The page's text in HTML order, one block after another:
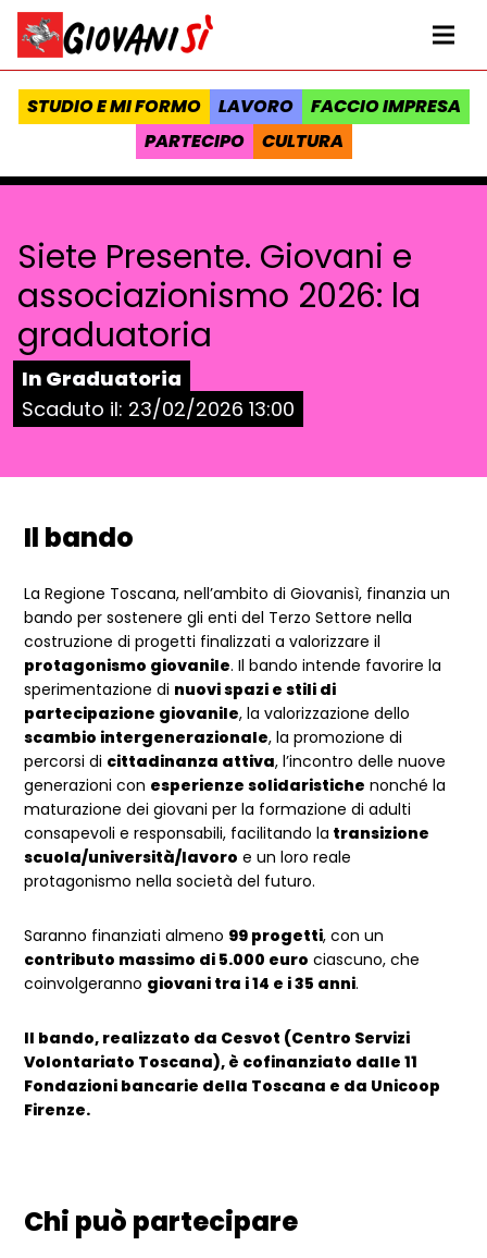
Vai al contenuto
Homepage Giovanisì - Progetto della Regione Toscana
STUDIO E MI FORMO LAVORO
FACCIO IMPRESA
PARTECIPO
CULTURA
Siete Presente. Giovani e
associazionismo 2026: la
graduatoria
Stato:
In Graduatoria
Scaduto il: 23/02/2026 13:00
Il bando
La Regione Toscana, nell’ambito di Giovanisì, finanzia un
bando per sostenere gli enti del Terzo Settore nella
costruzione di progetti finalizzati a valorizzare il
protagonismo giovanile. Il bando intende favorire la
sperimentazione di nuovi spazi e stili di
partecipazione giovanile, la valorizzazione dello
scambio intergenerazionale, la promozione di
percorsi di cittadinanza attiva, l’incontro delle nuove
generazioni con esperienze solidaristiche nonché la
maturazione dei giovani per la formazione di adulti
consapevoli e responsabili, facilitando la transizione
scuola/università/lavoro e un loro reale
protagonismo nella società del futuro.
Saranno finanziati almeno 99 progetti, con un
contributo massimo di 5.000 euro ciascuno, che
coinvolgeranno giovani tra i 14 e i 35 anni.
Il bando, realizzato da Cesvot (Centro Servizi
Volontariato Toscana), è cofinanziato dalle 11
Fondazioni bancarie della Toscana e da Unicoop
Firenze.
Chi può partecipare